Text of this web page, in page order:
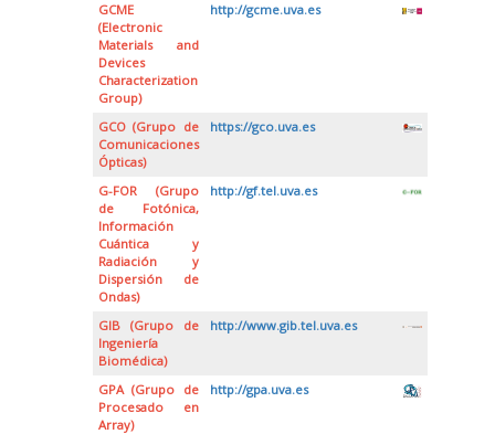
GCME
(Electronic
Materials and
Devices
Characterization
Group)
http://gcme.uva.es
GCO (Grupo de
Comunicaciones
Ópticas)
https://gco.uva.es
G-FOR (Grupo
de Fotónica,
Información
Cuántica y
Radiación y
Dispersión de
Ondas)
http://gf.tel.uva.es
GIB (Grupo de
Ingeniería
Biomédica)
http://www.gib.tel.uva.es
GPA (Grupo de
Procesado en
Array)
http://gpa.uva.es